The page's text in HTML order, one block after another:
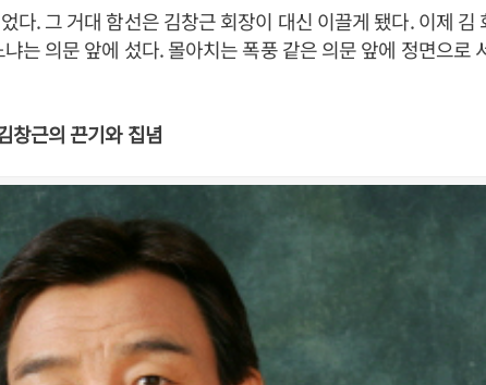
다. 그 거대 함선은 김창근 회장이 대신 이끌게 됐다. 이제 김
는 의문 앞에 섰다. 몰아치는 폭풍 같은 의문 앞에 정면으로
창근의 끈기와 집념